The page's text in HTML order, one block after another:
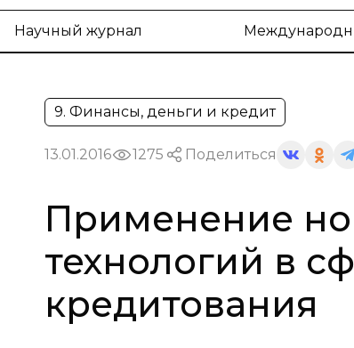
Научный журнал
9. Финансы, деньги и кредит
13.01.2016 1275 Поделиться
Применение
технологий в
кредитования